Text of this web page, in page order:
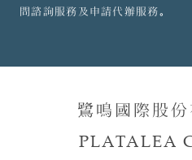
問諮詢服務及申請代辦服務。
鷺鳴國際股
PLATALEA